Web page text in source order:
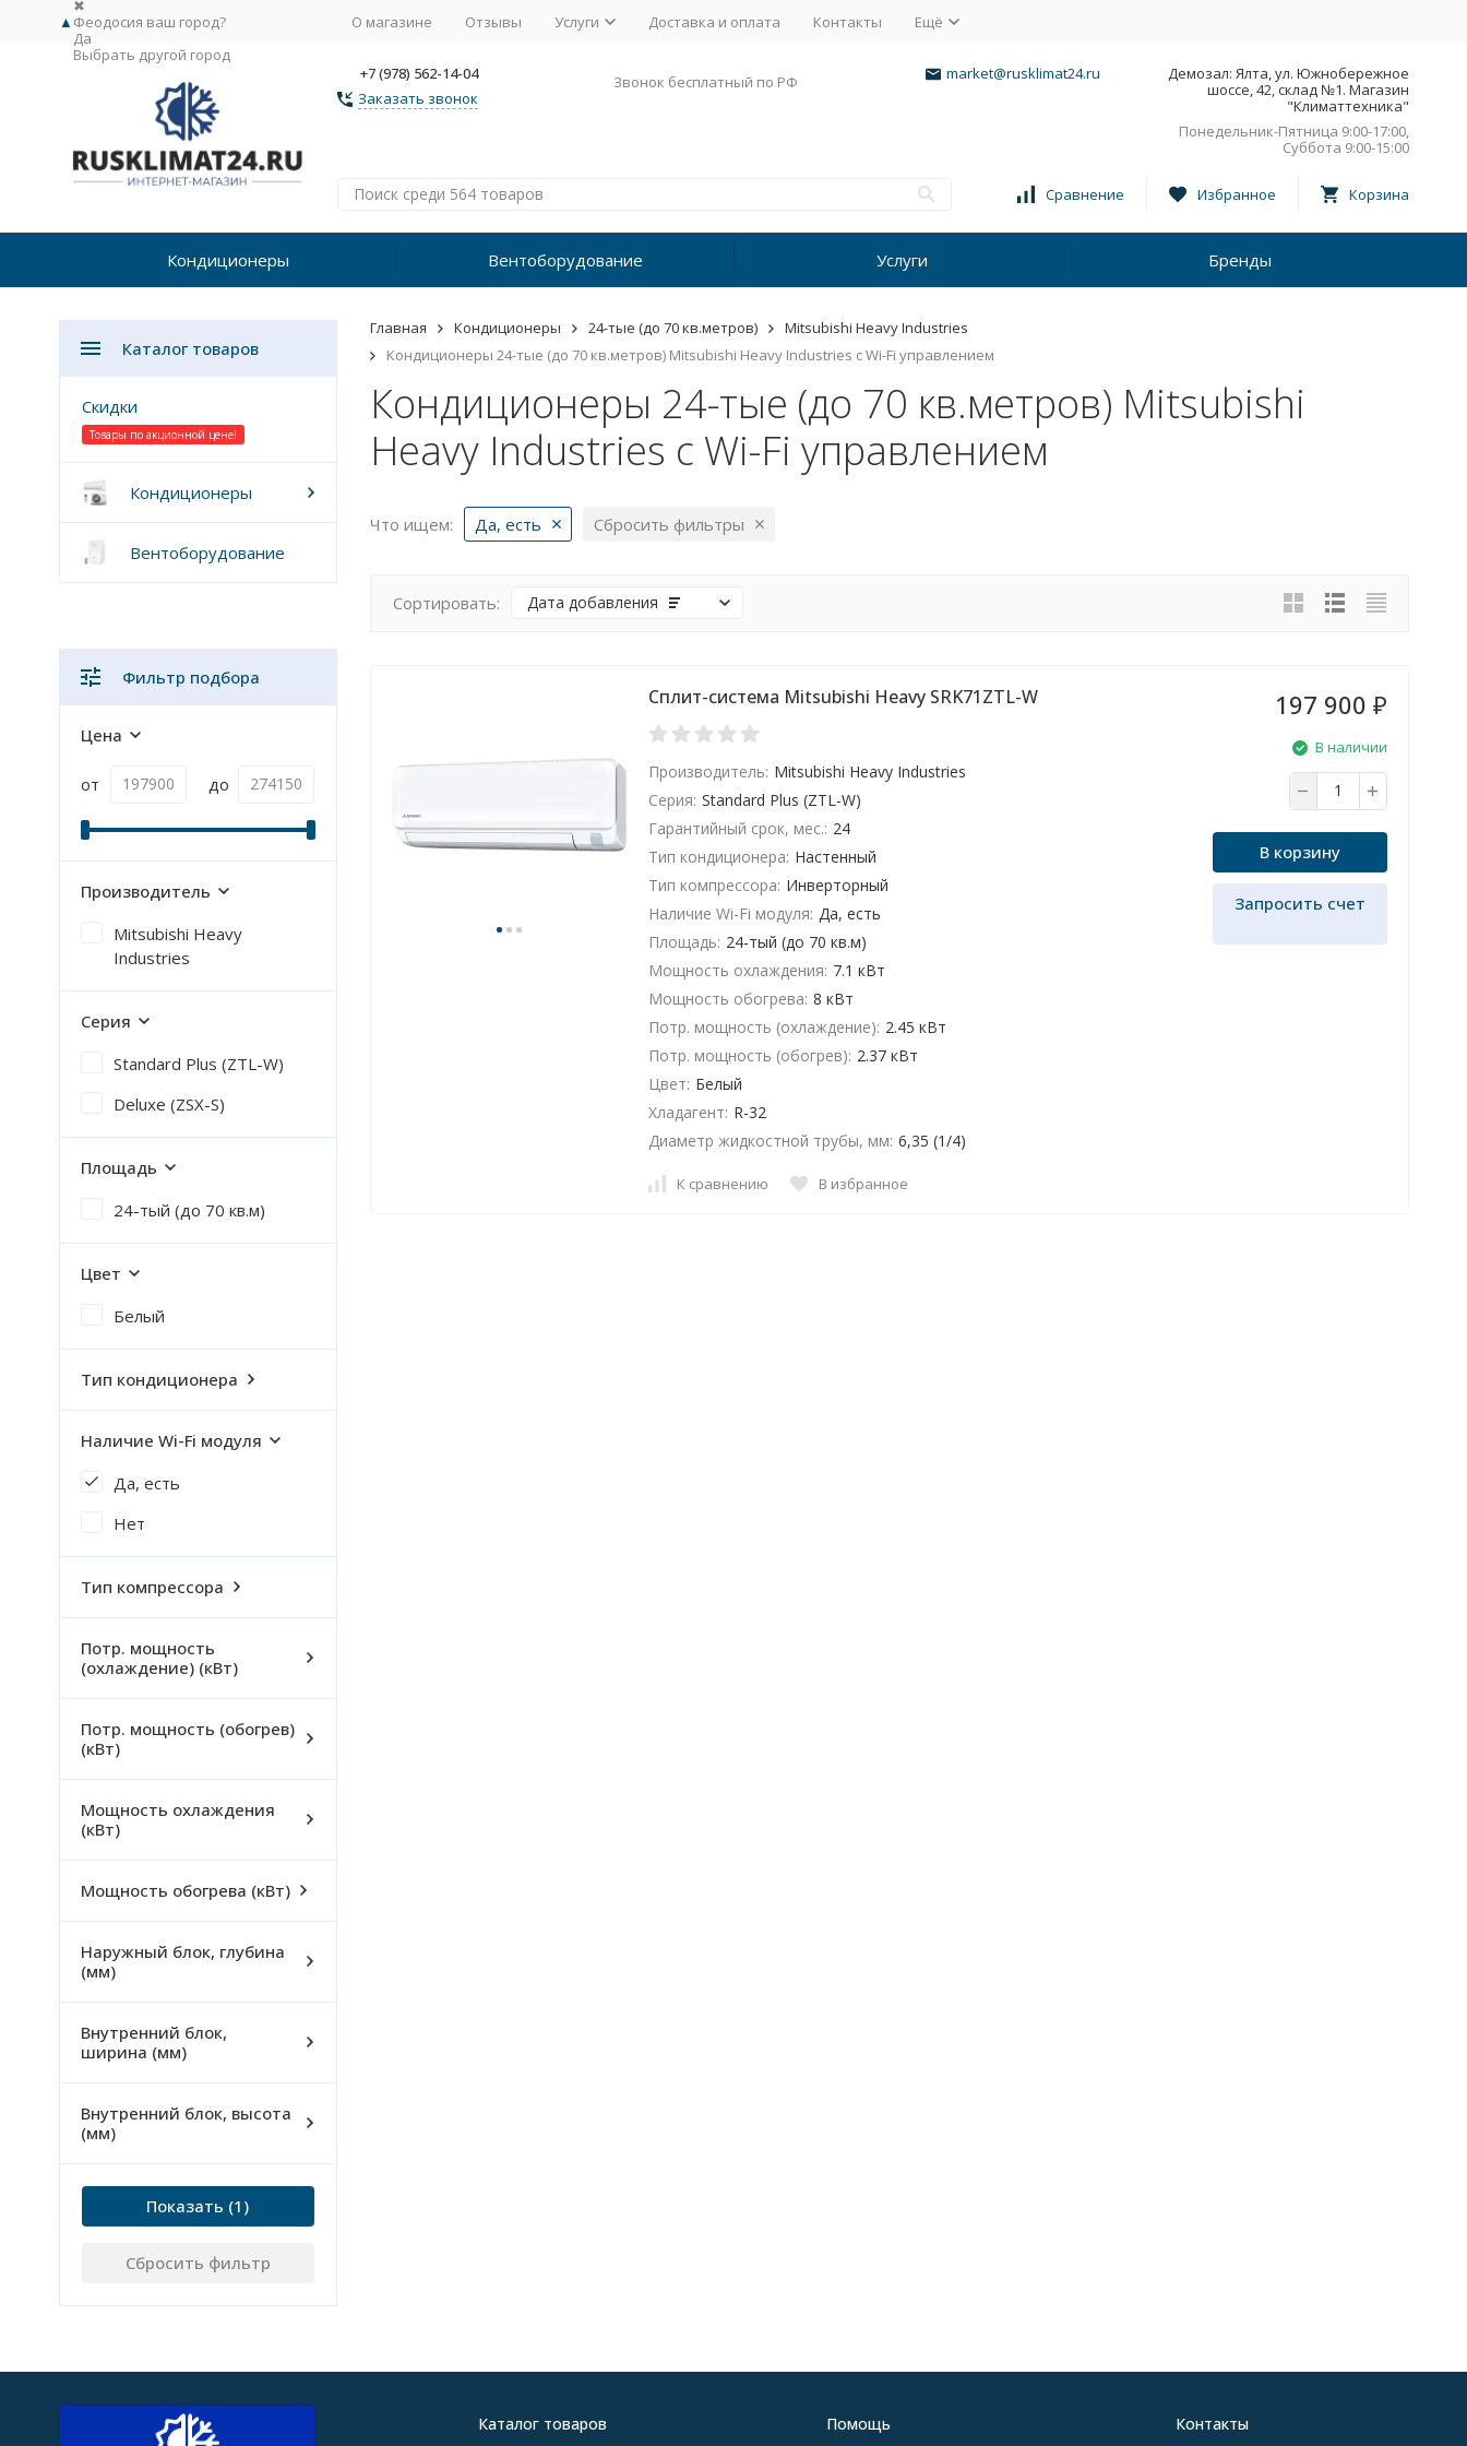
▲
✖
Феодосия ваш город?
Да
Выбрать другой город
О магазине Отзывы Услуги Доставка и оплата Контакты Ещё
+7 (978) 562-14-04
Заказать звонок
Звонок бесплатный по РФ market@rusklimat24.ru
Демозал: Ялта, ул. Южнобережное
шоссе, 42, склад №1. Магазин
"Климаттехника"
Понедельник-Пятница 9:00-17:00,
Суббота 9:00-15:00
Сравнение Избранное Корзина
Кондиционеры Вентоборудование Услуги Бренды
Главная Кондиционеры 24-тые (до 70 кв.метров)
Mitsubishi Heavy Industries
Кондиционеры 24-тые (до 70 кв.метров) Mitsubishi Heavy Industries с Wi-Fi управлением
Кондиционеры 24-тые (до 70 кв.метров) Mitsubishi
Heavy Industries с Wi-Fi управлением
Что ищем: Да, есть Сбросить фильтры
Сортировать: Дата добавления
Сплит-система Mitsubishi Heavy SRK71ZTL-W
Производитель: Mitsubishi Heavy Industries
Серия: Standard Plus (ZTL-W)
Гарантийный срок, мес.: 24
Тип кондиционера: Настенный
Тип компрессора: Инверторный
Наличие Wi-Fi модуля: Да, есть
Площадь: 24-тый (до 70 кв.м)
Мощность охлаждения: 7.1 кВт
Мощность обогрева: 8 кВт
Потр. мощность (охлаждение): 2.45 кВт
Потр. мощность (обогрев): 2.37 кВт
Цвет: Белый
Хладагент: R-32
Диаметр жидкостной трубы, мм: 6,35 (1/4)
К сравнению В избранное
197 900 ₽
В наличии
В корзину
Запросить счет
Каталог товаров
Скидки
Товары по акционной цене!
Кондиционеры
Вентоборудование
Фильтр подбора
Цена
от до
Производитель
Mitsubishi Heavy
Industries
Серия
Standard Plus (ZTL-W)
Deluxe (ZSX-S)
Площадь
24-тый (до 70 кв.м)
Цвет
Белый
Тип кондиционера
Наличие Wi-Fi модуля
Да, есть
Нет
Тип компрессора
Потр. мощность
(охлаждение) (кВт)
Потр. мощность (обогрев)
(кВт)
Мощность охлаждения
(кВт)
Мощность обогрева (кВт)
Наружный блок, глубина
(мм)
Внутренний блок,
ширина (мм)
Внутренний блок, высота
(мм)
Показать
Сбросить фильтр
Каталог товаров Помощь Контакты